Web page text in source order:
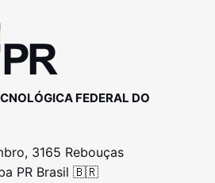
FEDERAL DO
3165 Rebouças
PR Brasil 🇧🇷